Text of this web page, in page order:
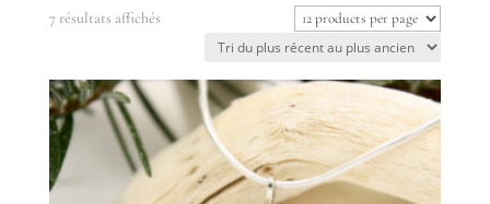
7 résultats affichésTrié
plus
récent
au
plus
ancien